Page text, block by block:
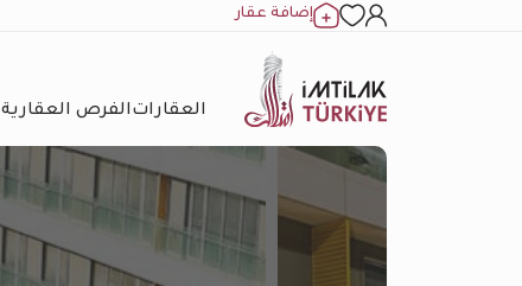
إضافة عقار
العقاراتالفرص العقارية